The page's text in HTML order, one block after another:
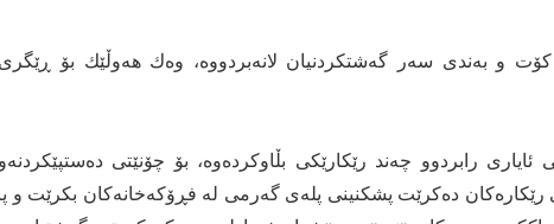
و به‌ندی سه‌ر گه‌شتكردنیان لانه‌بردووه‌، وه‌ك هه‌وڵێك بۆ ڕێگری
رابردوو چه‌ند رێكارێكی بڵاوكرده‌وه،‌ بۆ چۆنێتی
رێكاره‌كان ده‌كرێت پشكنینی پله‌ی گه‌رمی له‌ فڕۆكه‌خانه‌كان بكرێت و